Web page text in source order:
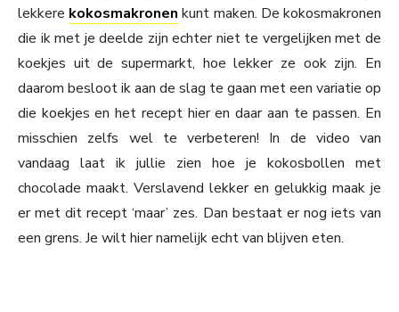
lekkere kokosmakronen kunt maken. De kokosmakronen
die ik met je deelde zijn echter niet te vergelijken met de
koekjes uit de supermarkt, hoe lekker ze ook zijn. En
daarom besloot ik aan de slag te gaan met een variatie op
die koekjes en het recept hier en daar aan te passen. En
misschien zelfs wel te verbeteren! In de video van
vandaag laat ik jullie zien hoe je kokosbollen met
chocolade maakt. Verslavend lekker en gelukkig maak je
er met dit recept ‘maar’ zes. Dan bestaat er nog iets van
een grens. Je wilt hier namelijk echt van blijven eten.